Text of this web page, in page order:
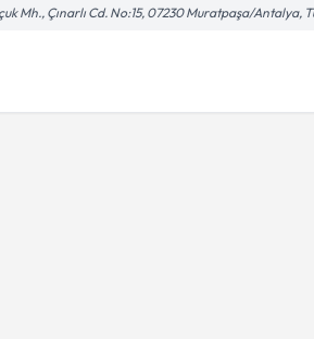
Mh., Çınarlı Cd. No:15, 07230 Muratpaşa/Antalya,